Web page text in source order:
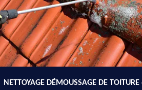
NETTOYAGE DÉMOUSSAGE DE TOITURE